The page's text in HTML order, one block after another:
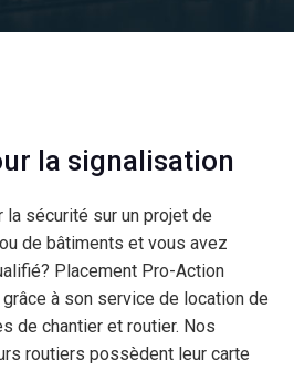
la signalisation
sécurité sur un projet de
de bâtiments et vous avez
Placement Pro-Action
à son service de location de
de chantier et routier. Nos
routiers possèdent leur carte